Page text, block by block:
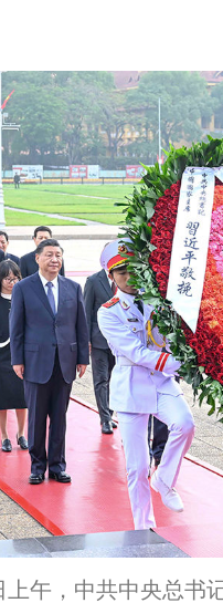
上午，中共中央总书